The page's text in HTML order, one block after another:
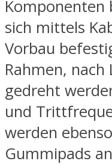
Komponenten
sich mittels
Vorbau
Rahmen,
gedreht
und
werden
Gummipads